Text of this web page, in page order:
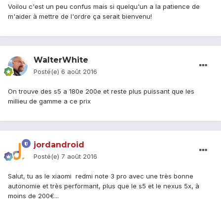
Voilou c'est un peu confus mais si quelqu'un a la patience de
m'aider à mettre de l'ordre ça serait bienvenu!
WalterWhite
Posté(e) 6 août 2016
On trouve des s5 a 180e 200e et reste plus puissant que les
millieu de gamme a ce prix
jordandroid
Posté(e) 7 août 2016
Salut, tu as le xiaomi redmi note 3 pro avec une très bonne
autonomie et très performant, plus que le s5 et le nexus 5x, à
moins de 200€...